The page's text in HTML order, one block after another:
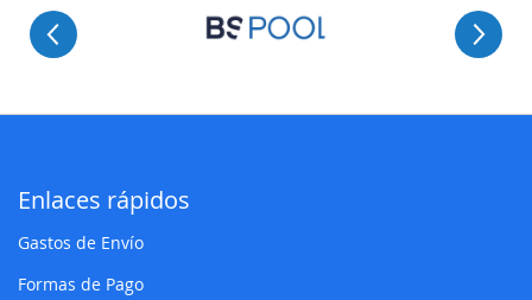
Enlaces rápidos
Gastos de Envío
Formas de Pago